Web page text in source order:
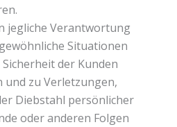
jegliche Verantwortung
Situationen
Sicherheit der Kunden
und zu Verletzungen,
Diebstahl persönlicher
oder anderen Folgen